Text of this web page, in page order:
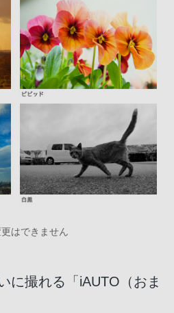
はできません
に撮れる「iAUTO（おま